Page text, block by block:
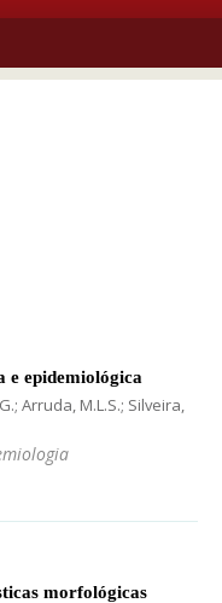
e epidemiológica
Arruda, M.L.S.; Silveira,
morfológicas